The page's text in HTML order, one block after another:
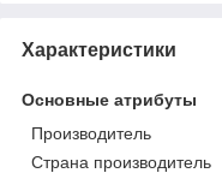
Характеристики
Основные атрибуты
Производитель
Страна производитель